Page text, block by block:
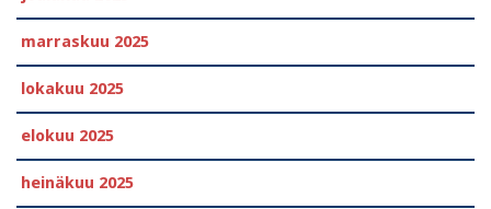
marraskuu 2025
lokakuu 2025
elokuu 2025
heinäkuu 2025